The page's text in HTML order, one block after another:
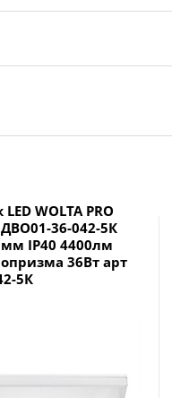
WOLTA PRO
36-042-5К
IP40 4400лм
36Вт арт
5К